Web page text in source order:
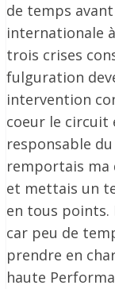
de temps
internationale
trois crises
fulguration
intervention
coeur le circuit
responsable
remportais ma
et mettais un
en tous
car peu de
prendre en
haute